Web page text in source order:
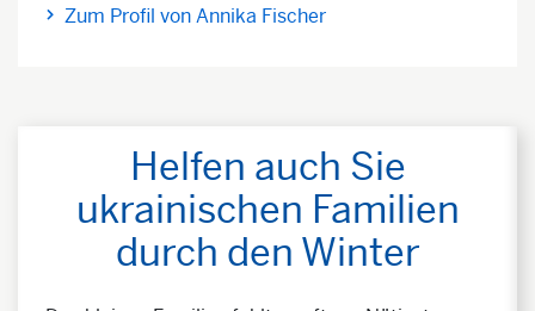
Zum Profil von Annika Fischer
Helfen auch Sie
ukrainischen Familien
durch den Winter